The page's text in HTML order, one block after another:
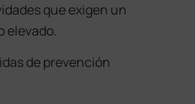
que exigen un
elevado.
de prevención